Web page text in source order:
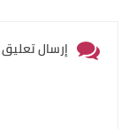
إرسال تعليق